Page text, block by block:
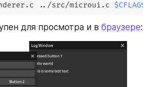
.. /src/microui.c $CFLAGS
для просмотра и в браузере: